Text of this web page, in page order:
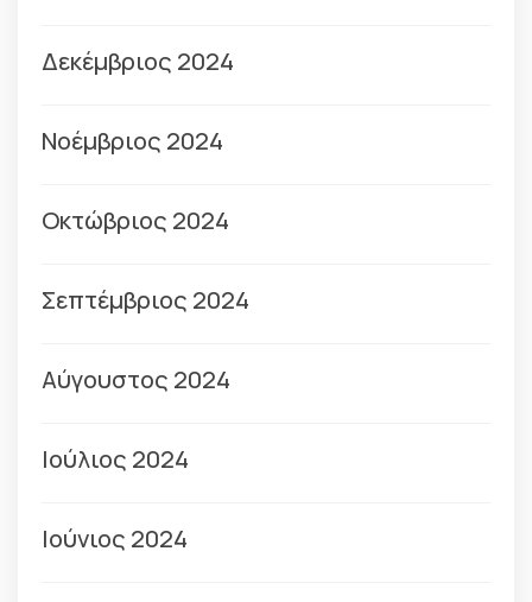
Δεκέμβριος 2024
Νοέμβριος 2024
Οκτώβριος 2024
Σεπτέμβριος 2024
Αύγουστος 2024
Ιούλιος 2024
Ιούνιος 2024